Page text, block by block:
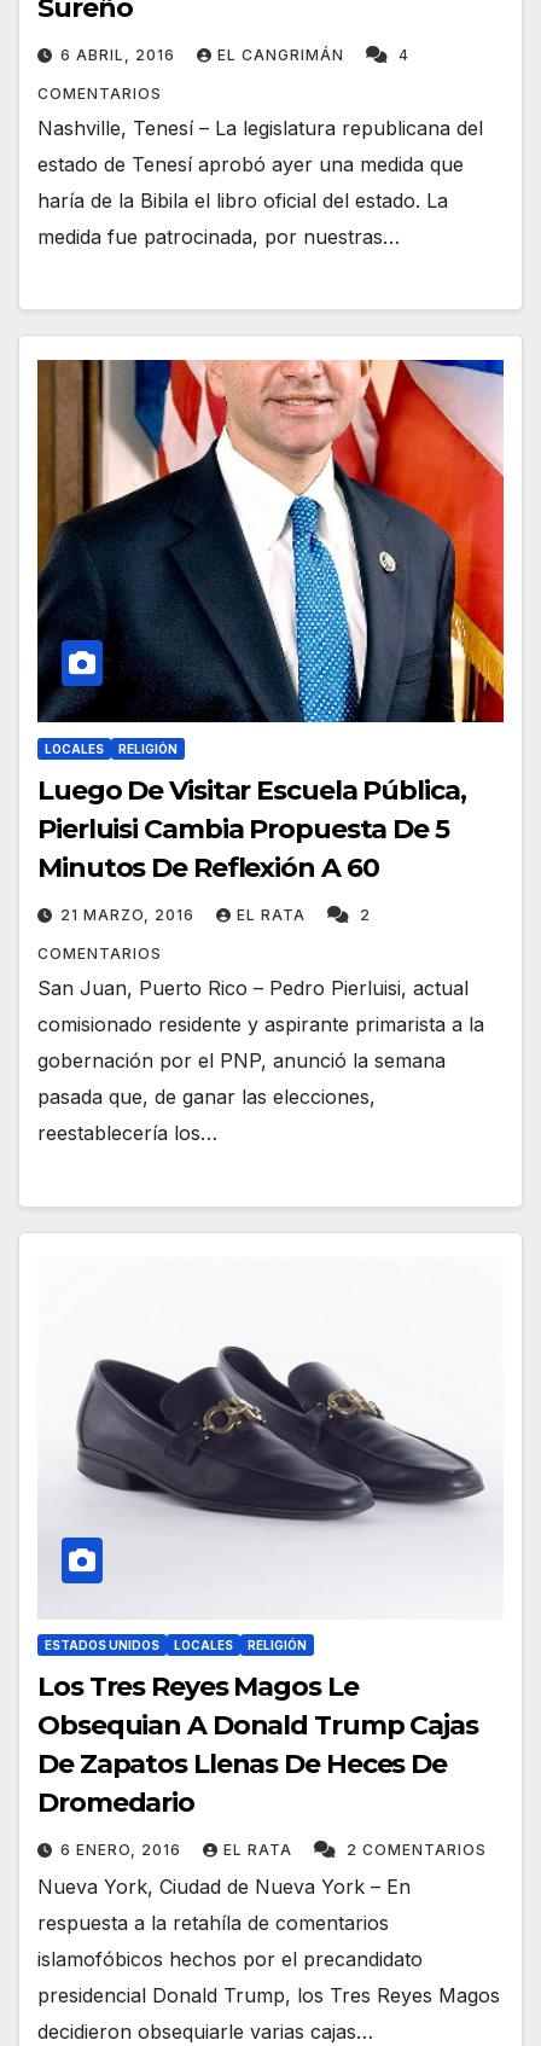
Sureño
6 ABRIL, 2016 EL CANGRIMÁN 4
COMENTARIOS
Nashville, Tenesí – La legislatura republicana del
estado de Tenesí aprobó ayer una medida que
haría de la Bibila el libro oficial del estado. La
medida fue patrocinada, por nuestras…
LOCALES RELIGIÓN
Luego De Visitar Escuela Pública,
Pierluisi Cambia Propuesta De 5
Minutos De Reflexión A 60
21 MARZO, 2016 EL RATA 2
COMENTARIOS
San Juan, Puerto Rico – Pedro Pierluisi, actual
comisionado residente y aspirante primarista a la
gobernación por el PNP, anunció la semana
pasada que, de ganar las elecciones,
reestablecería los…
ESTADOS UNIDOS LOCALES RELIGIÓN
Los Tres Reyes Magos Le
Obsequian A Donald Trump Cajas
De Zapatos Llenas De Heces De
Dromedario
6 ENERO, 2016 EL RATA 2 COMENTARIOS
Nueva York, Ciudad de Nueva York – En
respuesta a la retahíla de comentarios
islamofóbicos hechos por el precandidato
presidencial Donald Trump, los Tres Reyes Magos
decidieron obsequiarle varias cajas…